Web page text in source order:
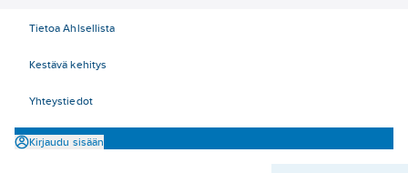
Tietoa Ahlsellista
Kestävä kehitys
Yhteystiedot
Kirjaudu sisään